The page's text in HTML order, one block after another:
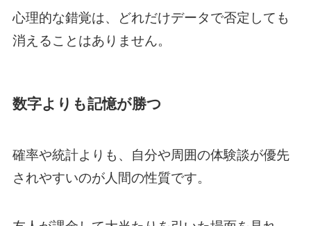
心理的な錯覚は、どれだけデータで否定しても
消えることはありません。
数字よりも記憶が勝つ
確率や統計よりも、自分や周囲の体験談が優先
されやすいのが人間の性質です。